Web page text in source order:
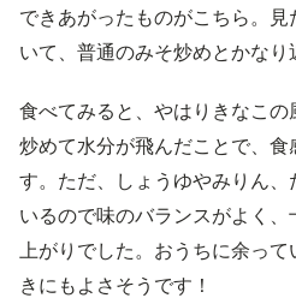
できあがったものがこちら。
いて、普通のみそ炒めとかなり
食べてみると、やはりきなこの
炒めて水分が飛んだことで、食
す。ただ、しょうゆやみりん
いるので味のバランスがよく
上がりでした。おうちに余っ
きにもよさそうです！